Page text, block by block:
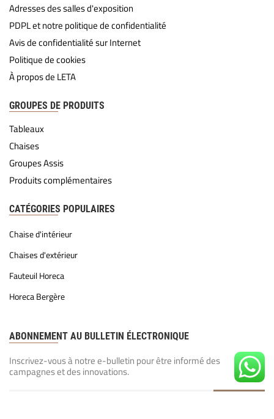
Adresses des salles d'exposition
PDPL et notre politique de confidentialité
Avis de confidentialité sur Internet
Politique de cookies
À propos de LETA
GROUPES DE PRODUITS
Tableaux
Chaises
Groupes Assis
Produits complémentaires
CATÉGORIES POPULAIRES
Chaise d'intérieur
Chaises d'extérieur
Fauteuil Horeca
Horeca Bergère
ABONNEMENT AU BULLETIN ÉLECTRONIQUE
Inscrivez-vous à notre e-bulletin pour être informé des
campagnes et des innovations.